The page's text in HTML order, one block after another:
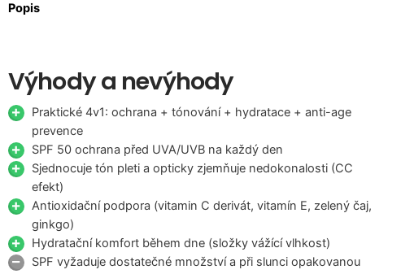
Popis
Výhody a nevýhody
Praktické 4v1: ochrana + tónování + hydratace + anti-age
prevence
SPF 50 ochrana před UVA/UVB na každý den
Sjednocuje tón pleti a opticky zjemňuje nedokonalosti (CC
efekt)
Antioxidační podpora (vitamin C derivát, vitamín E, zelený čaj,
ginkgo)
Hydratační komfort během dne (složky vážící vlhkost)
SPF vyžaduje dostatečné množství a při slunci opakovanou